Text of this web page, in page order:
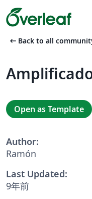
arrow_left_alt Back to all
Open as Template
Author:
Ramón
Last Updated:
9年前